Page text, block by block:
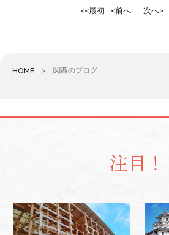
<<最初 <前へ 次へ>
HOME 関西のブログ
注目！